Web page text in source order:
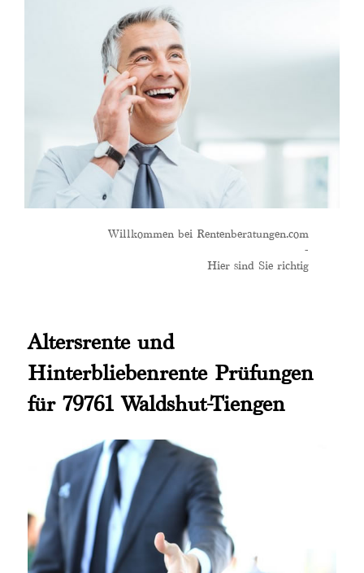
Willkommen bei Rentenberatungen.com
-
Hier sind Sie richtig
Altersrente und
Hinterbliebenrente Prüfungen
für 79761 Waldshut-Tiengen